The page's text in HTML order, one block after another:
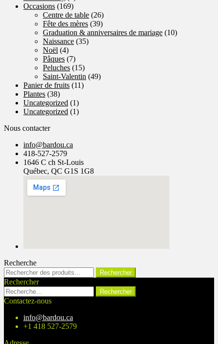
Occasions (169)
Centre de table (26)
Fête des mères (39)
Graduation & anniversaires de mariage (10)
Naissance (35)
Noël (4)
Pâques (7)
Peluches (15)
Saint-Valentin (49)
Panier de fruits (11)
Plantes (38)
Uncategorized (1)
Uncategorized (1)
Nous contacter
info@bardou.ca
418-527-2579
1646 C ch St-Louis
Québec, QC G1S 1G8
Recherche
Rechercher :
Rechercher
Rechercher
Rechercher :
Contactez-nous
info@bardou.ca
+1 418 527-2579